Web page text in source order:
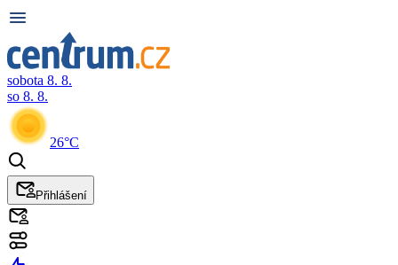
sobota 8. 8.
so 8. 8.
26°C
Přihlášení